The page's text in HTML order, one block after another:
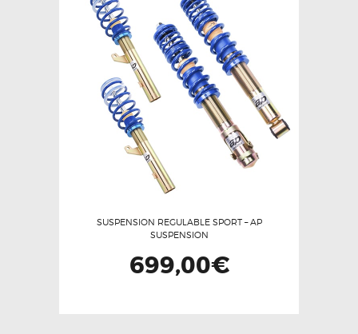
SUSPENSION REGULABLE SPORT – AP
SUSPENSION
699,00€